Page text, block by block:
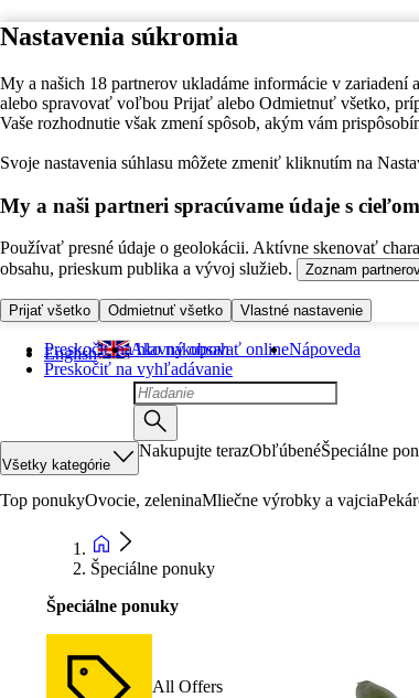
Nastavenia súkromia
My a našich 18 partnerov ukladáme informácie v
alebo spravovať voľbou Prijať alebo Odmietnuť všetko,
Vaše rozhodnutie však zmení spôsob, akým vám
Svoje nastavenia súhlasu môžete zmeniť kliknutím na
My a naši partneri spracúvame údaje s cieľom
Používať presné údaje o geolokácii. Aktívne skenovať
obsahu, prieskum publika a vývoj služieb.
Zoznam
Prijať všetko Odmietnuť všetko Vlastné nastavenie
Preskočiť na hlavný obsah
Preskočiť na vyhľadávanie
English Ako nakupovať onlineNápoveda
Všetky kategórie
Nakupujte terazObľúbenéŠpeciálne
Top ponukyOvocie, zeleninaMliečne výrobky a vajcia
Špeciálne ponuky
Špeciálne ponuky
All Offers